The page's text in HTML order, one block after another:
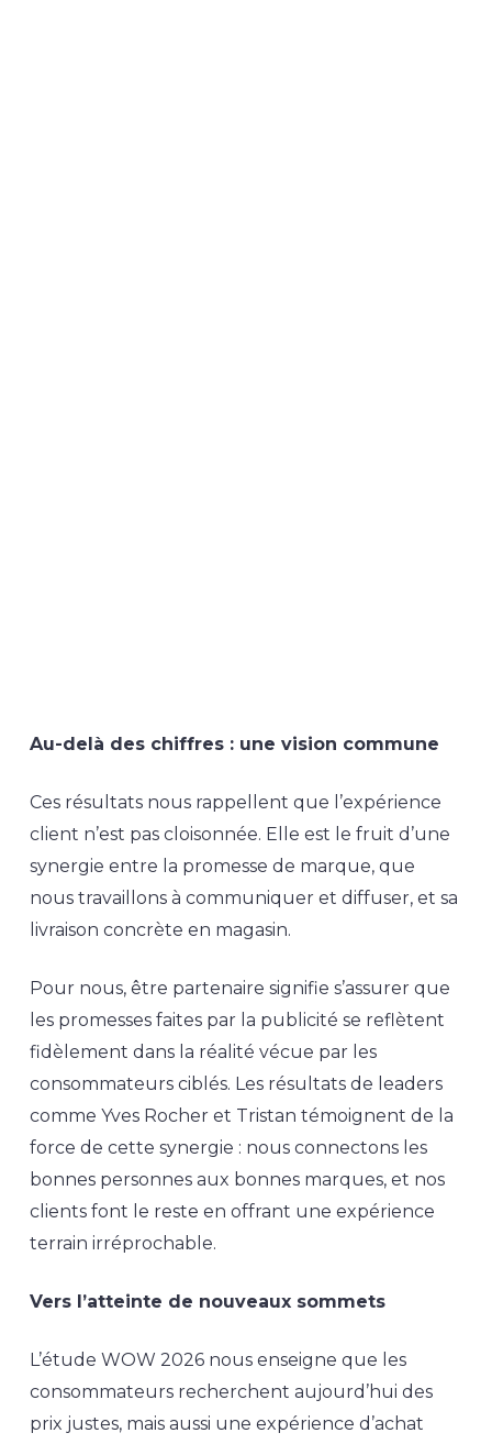
Au-delà des chiffres : une vision commune
Ces résultats nous rappellent que l’expérience
client n’est pas cloisonnée. Elle est le fruit d’une
synergie entre la promesse de marque, que
nous travaillons à communiquer et diffuser, et sa
livraison concrète en magasin.
Pour nous, être partenaire signifie s’assurer que
les promesses faites par la publicité se reflètent
fidèlement dans la réalité vécue par les
consommateurs ciblés. Les résultats de leaders
comme Yves Rocher et Tristan témoignent de la
force de cette synergie : nous connectons les
bonnes personnes aux bonnes marques, et nos
clients font le reste en offrant une expérience
terrain irréprochable.
Vers l’atteinte de nouveaux sommets
L’étude WOW 2026 nous enseigne que les
consommateurs recherchent aujourd’hui des
prix justes, mais aussi une expérience d’achat